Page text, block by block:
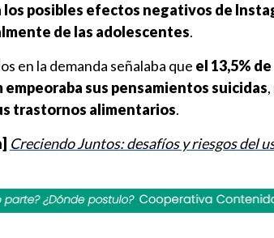
los posibles efectos negativos de
de las adolescentes.
en la demanda señalaba que el 13,5%
sus pensamientos suicidas
trastornos alimentarios.
Creciendo Juntos: desafíos y riesgos del